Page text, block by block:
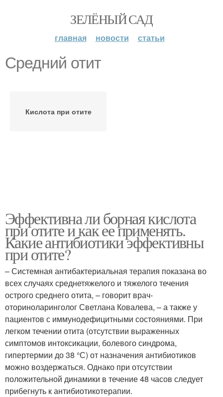
ЗЕЛЁНЫЙ САД
главная новости статьи
Средний отит
Кислота при отите
Эффективна ли борная кислота
при отите и как ее применять.
Какие антибиотики эффективны
при отите?
– Системная антибактериальная терапия показана во
всех случаях среднетяжелого и тяжелого течения
острого среднего отита, – говорит врач-
оториноларинголог Светлана Ковалева, – а также у
пациентов с иммунодефицитными состояниями. При
легком течении отита (отсутствии выраженных
симптомов интоксикации, болевого синдрома,
гипертермии до 38 °С) от назначения антибиотиков
можно воздержаться. Однако при отсутствии
положительной динамики в течение 48 часов следует
прибегнуть к антибиотикотерапии.